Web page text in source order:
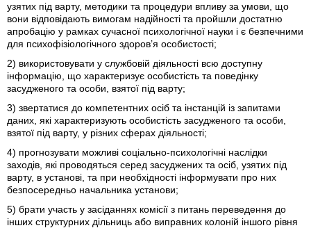
узятих під варту, методики та процедури впливу за умови, що
вони відповідають вимогам надійності та пройшли достатню
апробацію у рамках сучасної психологічної науки і є безпечними
для психофізіологічного здоров’я особистості;
2) використовувати у службовій діяльності всю доступну
інформацію, що характеризує особистість та поведінку
засудженого та особи, взятої під варту;
3) звертатися до компетентних осіб та інстанцій із запитами
даних, які характеризують особистість засудженого та особи,
взятої під варту, у різних сферах діяльності;
4) прогнозувати можливі соціально-психологічні наслідки
заходів, які проводяться серед засуджених та осіб, узятих під
варту, в установі, та при необхідності інформувати про них
безпосередньо начальника установи;
5) брати участь у засіданнях комісії з питань переведення до
інших структурних дільниць або виправних колоній іншого рівня